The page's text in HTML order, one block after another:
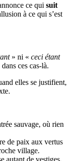
ce qui suit
à ce qui s’est
» ni « ceci étant
dans ces cas-là.
elles se justifient,
sauvage, où rien
de paix aux vertus
village.
autant de vestiges,